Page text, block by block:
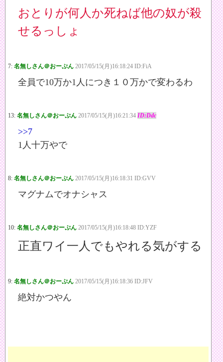
おとりが何人か死ねば他の奴が殺
せるっしょ
7: 名無しさん＠おーぷん 2017/05/15(月)16:18:24 ID:FiA
全員で10万か1人につき１０万かで変わるわ
13: 名無しさん＠おーぷん 2017/05/15(月)16:21:34 ID:Ddc
>>7
1人十万やで
8: 名無しさん＠おーぷん 2017/05/15(月)16:18:31 ID:GVV
マグナムでオナシャス
10: 名無しさん＠おーぷん 2017/05/15(月)16:18:48 ID:YZF
正直ワイ一人でもやれる気がする
9: 名無しさん＠おーぷん 2017/05/15(月)16:18:36 ID:JFV
絶対かつやん